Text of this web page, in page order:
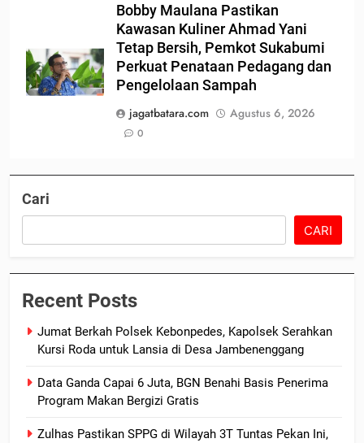
Bobby Maulana Pastikan
Kawasan Kuliner Ahmad Yani
Tetap Bersih, Pemkot Sukabumi
Perkuat Penataan Pedagang dan
Pengelolaan Sampah
jagatbatara.com
Agustus 6, 2026
0
Cari
CARI
Recent Posts
Jumat Berkah Polsek Kebonpedes, Kapolsek Serahkan
Kursi Roda untuk Lansia di Desa Jambenenggang
Data Ganda Capai 6 Juta, BGN Benahi Basis Penerima
Program Makan Bergizi Gratis
Zulhas Pastikan SPPG di Wilayah 3T Tuntas Pekan Ini,